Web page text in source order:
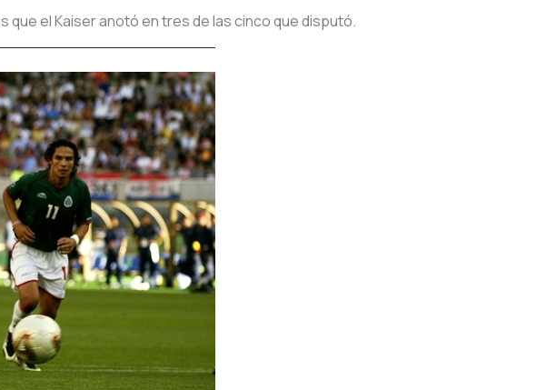
que el Kaiser anotó en tres de las cinco que disputó.